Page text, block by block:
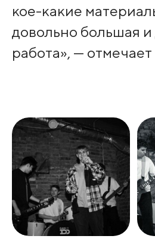
кое-какие
довольно большая и
работа», —